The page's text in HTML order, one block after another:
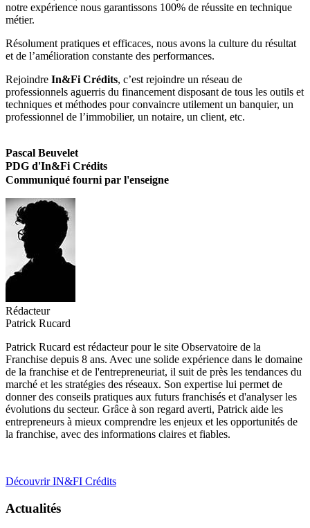
notre expérience nous garantissons 100% de réussite en technique
métier.
Résolument pratiques et efficaces, nous avons la culture du résultat
et de l’amélioration constante des performances.
Rejoindre In&Fi Crédits, c’est rejoindre un réseau de
professionnels aguerris du financement disposant de tous les outils et
techniques et méthodes pour convaincre utilement un banquier, un
professionnel de l’immobilier, un notaire, un client, etc.
Pascal Beuvelet
PDG d'In&Fi Crédits
Communiqué fourni par l'enseigne
Rédacteur
Patrick Rucard
Patrick Rucard est rédacteur pour le site Observatoire de la
Franchise depuis 8 ans. Avec une solide expérience dans le domaine
de la franchise et de l'entrepreneuriat, il suit de près les tendances du
marché et les stratégies des réseaux. Son expertise lui permet de
donner des conseils pratiques aux futurs franchisés et d'analyser les
évolutions du secteur. Grâce à son regard averti, Patrick aide les
entrepreneurs à mieux comprendre les enjeux et les opportunités de
la franchise, avec des informations claires et fiables.
Découvrir IN&FI Crédits
Actualités